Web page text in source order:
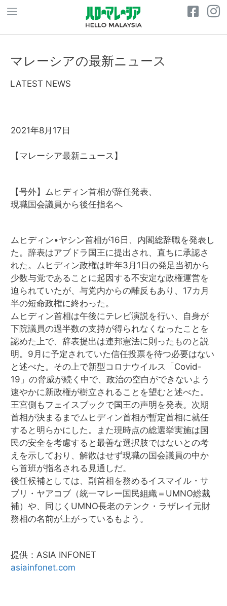
マレーシアの最新ニュース
LATEST NEWS
2021年8月17日
【マレーシア最新ニュース】
【号外】ムヒディン首相が辞任発表、
現職国会議員から後任指名へ
ムヒディン•ヤシン首相が16日、内閣総辞職を発表し
た。辞表はアブドラ国王に提出され、直ちに承認さ
れた。ムヒディン政権は昨年3月1日の発足当初から
少数与党であることに起因する不安定な政権運営を
迫られていたが、与党内からの離反もあり、17カ月
半の短命政権に終わった。
ムヒディン首相は午後にテレビ演説を行い、自身が
下院議員の過半数の支持が得られなくなったことを
認めた上で、辞表提出は連邦憲法に則ったものと説
明。9月に予定されていた信任投票を待つ必要はない
と述べた。その上で新型コロナウイルス「Covid-
19」の脅威が続く中で、政治の空白ができないよう
速やかに新政権が樹立されることを望むと述べた。
王宮側もフェイスブックで国王の声明を発表。次期
首相が決まるまでムヒディン首相が暫定首相に就任
すると明らかにした。また現時点の総選挙実施は国
民の安全を考慮すると最善な選択肢ではないとの考
えを示しており、解散はせず現職の国会議員の中か
ら首班が指名される見通しだ。
後任候補としては、副首相を務めるイスマイル・サ
ブリ・ヤアコブ（統一マレー国民組織＝UMNO総裁
補）や、同じくUMNO長老のテンク・ラザレイ元財
務相の名前が上がっているもよう。
提供：ASIA INFONET
asiainfonet.com